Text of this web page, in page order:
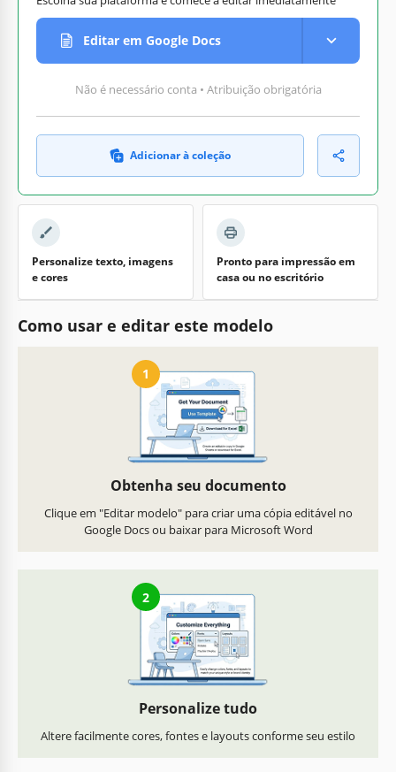
Editar em Google Docs
Não é necessário conta • Atribuição obrigatória
Adicionar à coleção
Personalize texto, imagens
e cores
Pronto para impressão em
casa ou no escritório
Como usar e editar este modelo
1
Obtenha seu documento
Clique em "Editar modelo" para criar uma cópia editável no
Google Docs ou baixar para Microsoft Word
2
Personalize tudo
Altere facilmente cores, fontes e layouts conforme seu estilo